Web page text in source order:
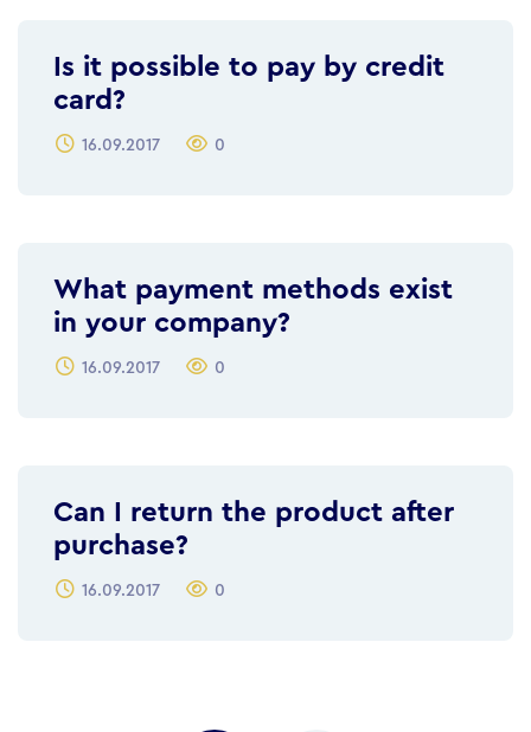
Is it possible to pay by credit
card?
16.09.2017 0
What payment methods exist
in your company?
16.09.2017 0
Can I return the product after
purchase?
16.09.2017 0